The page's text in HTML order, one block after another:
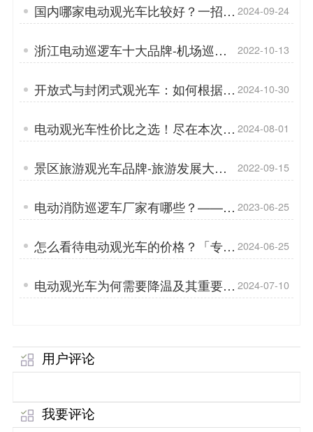
国内哪家电动观光车比较好？一招教
你辨别「专菱」
2024-09-24
浙江电动巡逻车十大品牌-机场巡逻
也可以「专菱」
2022-10-13
开放式与封闭式观光车：如何根据自
身情况做出正确选择「专菱」
2024-10-30
电动观光车性价比之选！尽在本次促
销「专菱」
2024-08-01
景区旅游观光车品牌-旅游发展大方
向「专菱」
2022-09-15
电动消防巡逻车厂家有哪些？——消
防巡逻车维护群众的安全「专菱」
2023-06-25
怎么看待电动观光车的价格？「专
菱」
2024-06-25
电动观光车为何需要降温及其重要性
「专菱」
2024-07-10
用户评论
我要评论